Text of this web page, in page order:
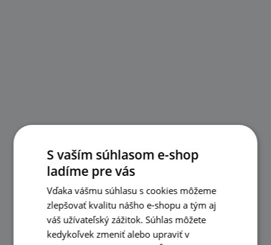
S vaším súhlasom e-shop
ladíme pre vás
Vďaka vášmu súhlasu s cookies môžeme
zlepšovať kvalitu nášho e-shopu a tým aj
váš užívateľský zážitok. Súhlas môžete
kedykoľvek zmeniť alebo upraviť v